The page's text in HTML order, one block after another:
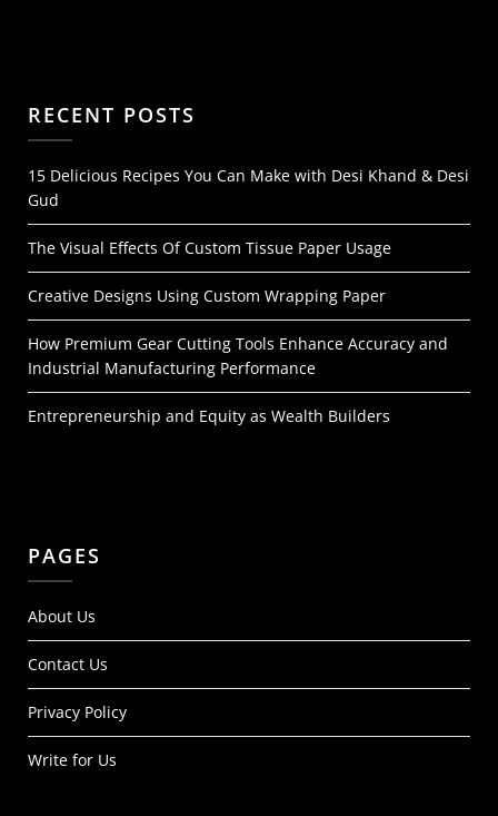
RECENT POSTS
15 Delicious Recipes You Can Make with Desi Khand & Desi
Gud
The Visual Effects Of Custom Tissue Paper Usage
Creative Designs Using Custom Wrapping Paper
How Premium Gear Cutting Tools Enhance Accuracy and
Industrial Manufacturing Performance
Entrepreneurship and Equity as Wealth Builders
PAGES
About Us
Contact Us
Privacy Policy
Write for Us